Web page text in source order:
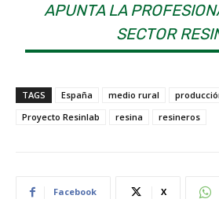
APUNTA LA
SECTOR
TAGS España medio rural
Proyecto Resinlab
resina resineros
Facebook X